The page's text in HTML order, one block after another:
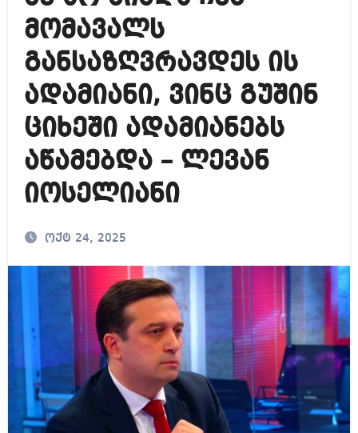
მომავალს
განსაზღვრავდეს ის
ადამიანი, ვინც გუშინ
ციხეში ადამიანებს
აწამებდა – ლევან
იოსელიანი
ოქტ 24, 2025